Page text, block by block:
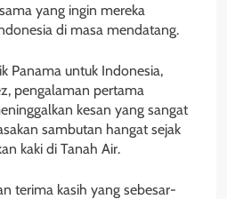
yang ingin mereka
di masa mendatang.
Panama untuk Indonesia,
pengalaman pertama
kesan yang sangat
sambutan hangat sejak
kaki di Tanah Air.
terima kasih yang sebesar-